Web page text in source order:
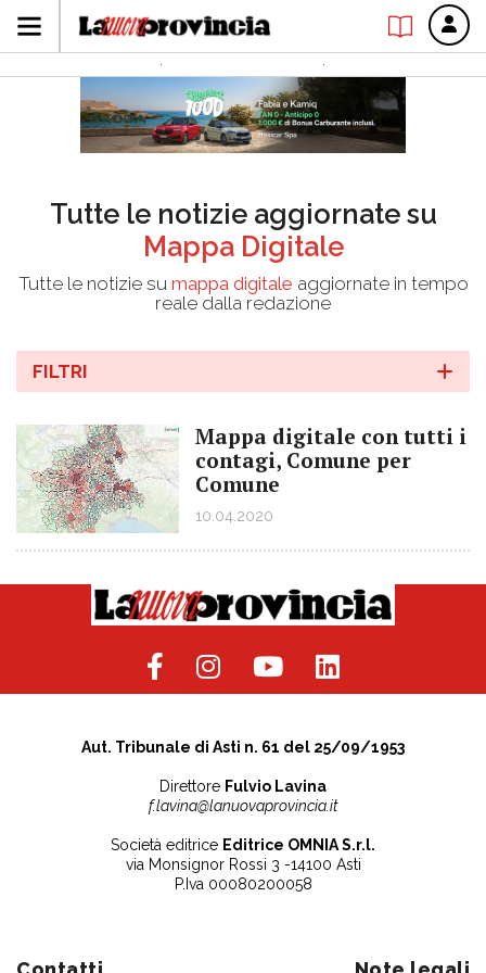
Tutte le notizie aggiornate su
Mappa Digitale
Tutte le notizie su mappa digitale aggiornate in tempo
reale dalla redazione
FILTRI
Mappa digitale con tutti i
contagi, Comune per
Comune
10.04.2020
Aut. Tribunale di Asti n. 61 del 25/09/1953
Direttore Fulvio Lavina
f.lavina@lanuovaprovincia.it
Società editrice Editrice OMNIA S.r.l.
via Monsignor Rossi 3 -14100 Asti
P.Iva 00080200058